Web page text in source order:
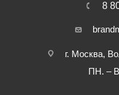
8
г. Москва,
ПН. –